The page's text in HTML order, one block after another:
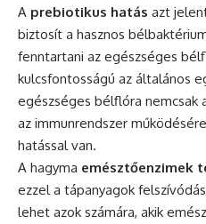
A prebiotikus hatás azt
biztosít a hasznos
fenntartani az egészséges
kulcsfontosságú az általános
egészséges bélflóra nemcsak
az immunrendszer
hatással van.
A hagyma emésztőenzimek
ezzel a tápanyagok
lehet azok számára, akik